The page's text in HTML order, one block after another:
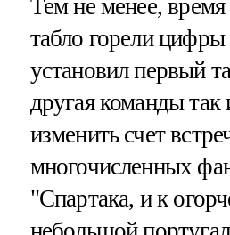
Тем не менее,
табло горели
установил первый
другая команды так
изменить счет
многочисленных
"Спартака, и к